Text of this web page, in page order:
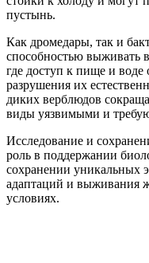
пустынь.
Как дромедары, так и
способностью выживать
где доступ к пище и воде
разрушения их
диких верблюдов
виды уязвимыми и
Исследование и
роль в поддержании
сохранении уникальных
адаптаций и выживания
условиях.